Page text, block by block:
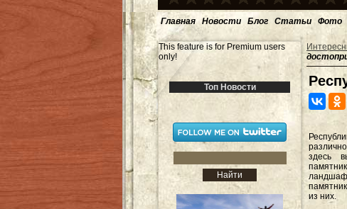
Главная Новости Блог Статьи Фото
This feature is for Premium users
only!
Топ Новости
здесь
из них.